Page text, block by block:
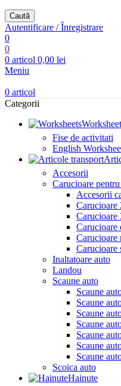
Caută
Autentificare / Înregistrare
0
0
0 articol 0,00 lei
Meniu
0 articol
Categorii
Fise de activitati
English
Accesorii
Carucioare
Accesorii
Carucioare
Carucioare
Carucioare
Carucioare
Carucioare
Inaltatoare auto
Landou
Scaune auto
Scaune
Scaune
Scaune
Scaune
Scaune
Scaune
Scaune
Scoica auto
Hainute